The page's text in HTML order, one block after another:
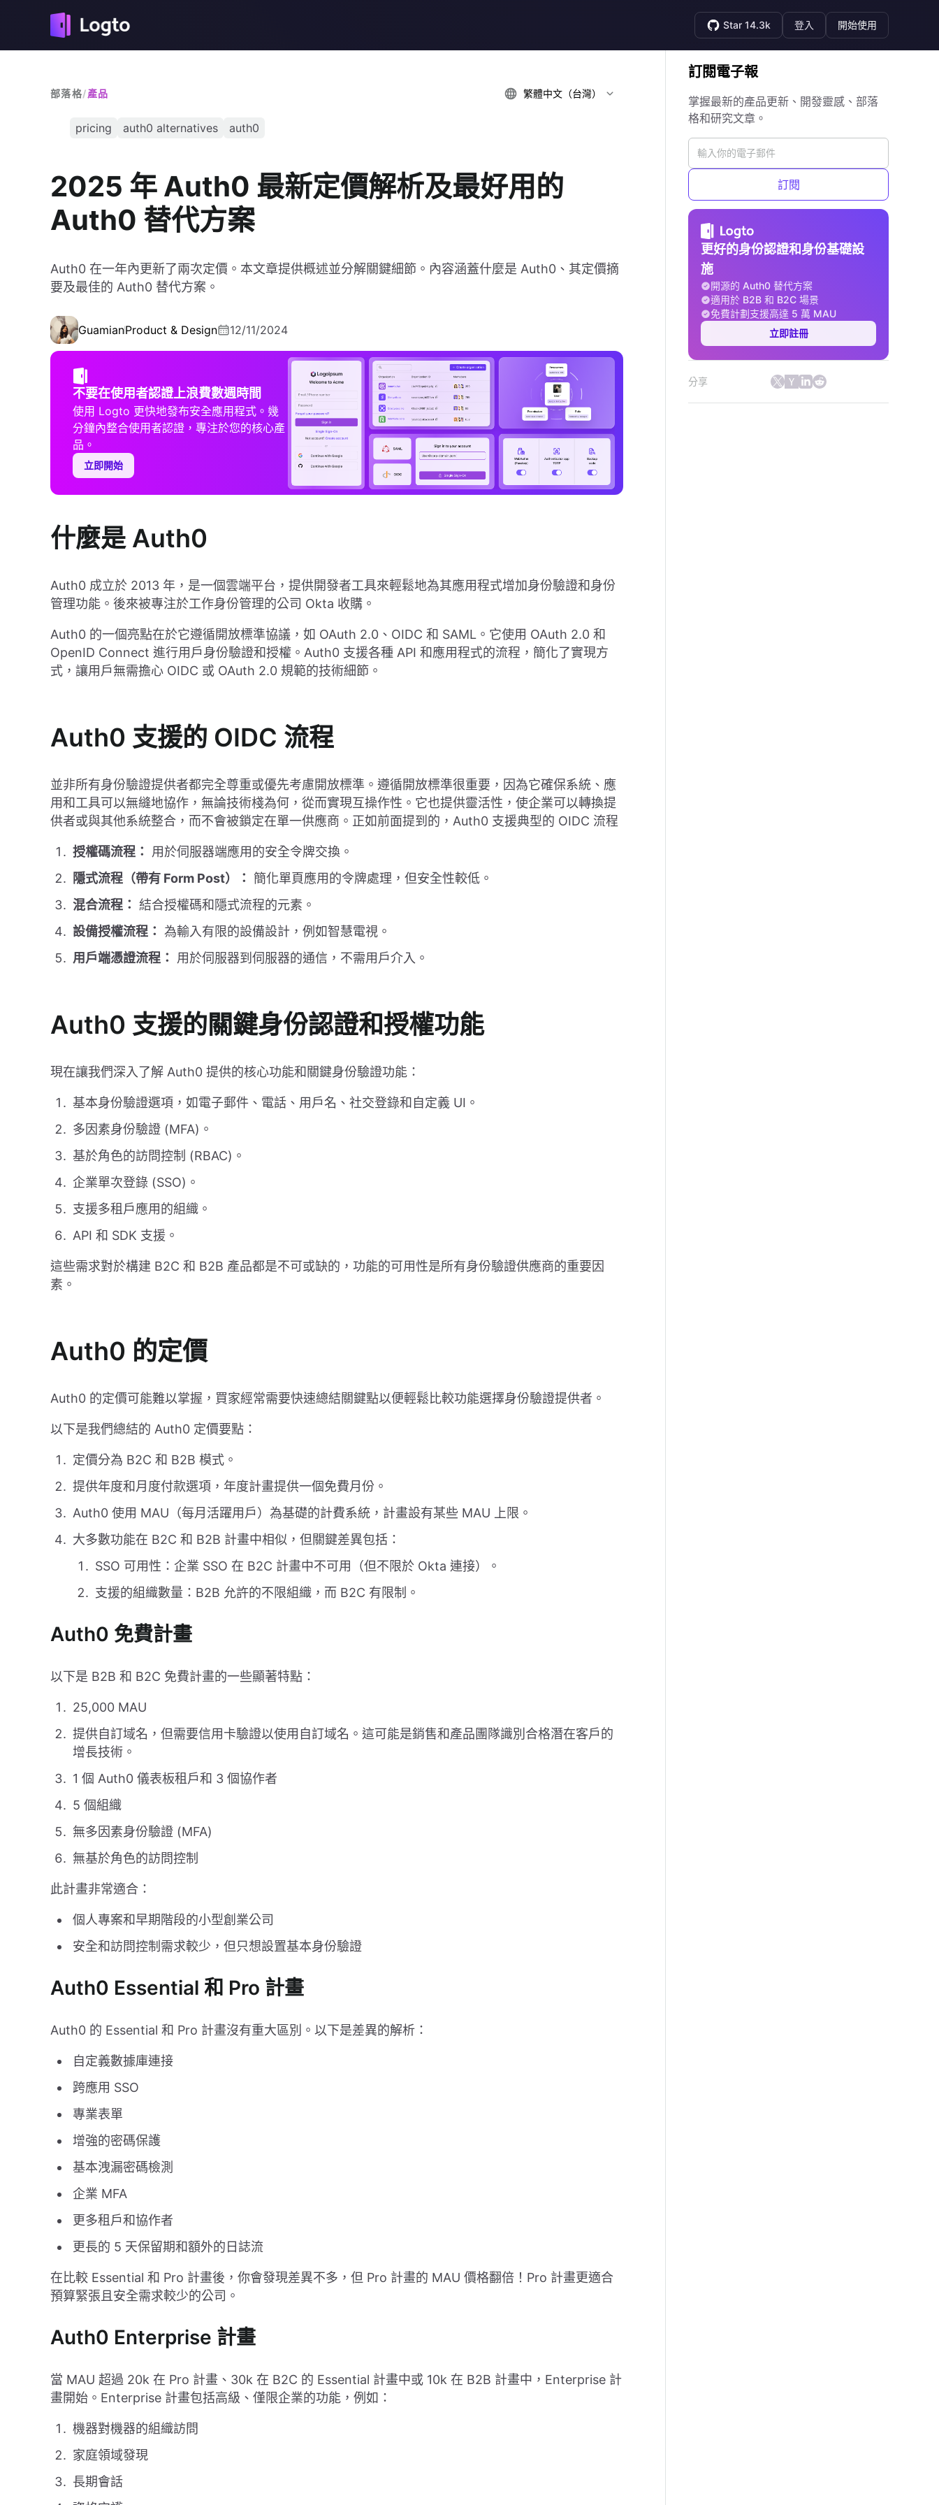
Star 14.3k 登入 開始使用
部落格/產品 繁體中文（台灣）
pricing auth0 alternatives auth0
2025 年 Auth0 最新定價解析及最好用的
Auth0 替代方案
Auth0 在一年內更新了兩次定價。本文章提供概述並分解關鍵細節。內容涵蓋什麼是 Auth0、其定價摘
要及最佳的 Auth0 替代方案。
GuamianProduct & Design 12/11/2024
不要在使用者認證上浪費數週時間
使用 Logto 更快地發布安全應用程式。幾
分鐘內整合使用者認證，專注於您的核心產
品。
立即開始
什麼是 Auth0
Auth0 成立於 2013 年，是一個雲端平台，提供開發者工具來輕鬆地為其應用程式增加身份驗證和身份
管理功能。後來被專注於工作身份管理的公司 Okta 收購。
Auth0 的一個亮點在於它遵循開放標準協議，如 OAuth 2.0、OIDC 和 SAML。它使用 OAuth 2.0 和
OpenID Connect 進行用戶身份驗證和授權。Auth0 支援各種 API 和應用程式的流程，簡化了實現方
式，讓用戶無需擔心 OIDC 或 OAuth 2.0 規範的技術細節。
Auth0 支援的 OIDC 流程
並非所有身份驗證提供者都完全尊重或優先考慮開放標準。遵循開放標準很重要，因為它確保系統、應
用和工具可以無縫地協作，無論技術棧為何，從而實現互操作性。它也提供靈活性，使企業可以轉換提
供者或與其他系統整合，而不會被鎖定在單一供應商。正如前面提到的，Auth0 支援典型的 OIDC 流程
授權碼流程：
用於伺服器端應用的安全令牌交換。
隱式流程（帶有 Form Post）：
簡化單頁應用的令牌處理，但安全性較低。
混合流程： 結合授權碼和隱式流程的元素。
設備授權流程： 為輸入有限的設備設計，例如智慧電視。
用戶端憑證流程：
用於伺服器到伺服器的通信，不需用戶介入。
Auth0 支援的關鍵身份認證和授權功能
現在讓我們深入了解 Auth0 提供的核心功能和關鍵身份驗證功能：
基本身份驗證選項，如電子郵件、電話、用戶名、社交登錄和自定義 UI。
多因素身份驗證 (MFA)。
基於角色的訪問控制 (RBAC)。
企業單次登錄 (SSO)。
支援多租戶應用的組織。
API 和 SDK 支援。
這些需求對於構建 B2C 和 B2B 產品都是不可或缺的，功能的可用性是所有身份驗證供應商的重要因
素。
Auth0 的定價
Auth0 的定價可能難以掌握，買家經常需要快速總結關鍵點以便輕鬆比較功能選擇身份驗證提供者。
以下是我們總結的 Auth0 定價要點：
定價分為 B2C 和 B2B 模式。
提供年度和月度付款選項，年度計畫提供一個免費月份。
Auth0 使用 MAU（每月活躍用戶）為基礎的計費系統，計畫設有某些 MAU 上限。
大多數功能在 B2C 和 B2B 計畫中相似，但關鍵差異包括：
SSO 可用性：企業 SSO 在 B2C 計畫中不可用（但不限於 Okta 連接）。
支援的組織數量：B2B 允許的不限組織，而 B2C 有限制。
Auth0 免費計畫
以下是 B2B 和 B2C 免費計畫的一些顯著特點：
25,000 MAU
提供自訂域名，但需要信用卡驗證以使用自訂域名。這可能是銷售和產品團隊識別合格潛在客戶的
增長技術。
1 個 Auth0 儀表板租戶和 3 個協作者
5 個組織
無多因素身份驗證 (MFA)
無基於角色的訪問控制
此計畫非常適合：
個人專案和早期階段的小型創業公司
安全和訪問控制需求較少，但只想設置基本身份驗證
Auth0 Essential 和 Pro 計畫
Auth0 的 Essential 和 Pro 計畫沒有重大區別。以下是差異的解析：
自定義數據庫連接
跨應用 SSO
專業表單
增強的密碼保護
基本洩漏密碼檢測
企業 MFA
更多租戶和協作者
更長的 5 天保留期和額外的日誌流
在比較 Essential 和 Pro 計畫後，你會發現差異不多，但 Pro 計畫的 MAU 價格翻倍！Pro 計畫更適合
預算緊張且安全需求較少的公司。
Auth0 Enterprise 計畫
當 MAU 超過 20k 在 Pro 計畫、30k 在 B2C 的 Essential 計畫中或 10k 在 B2B 計畫中，Enterprise 計
畫開始。Enterprise 計畫包括高級、僅限企業的功能，例如：
機器對機器的組織訪問
家庭領域發現
長期會話
訂閱電子報
掌握最新的產品更新、開發靈感、部落
格和研究文章。
訂閱
更好的身份認證和身份基礎設
施
開源的 Auth0 替代方案
適用於 B2B 和 B2C 場景
免費計劃支援高達 5 萬 MAU
立即註冊
分享